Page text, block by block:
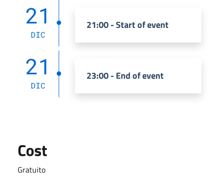
21
DIC
21:00 - Start of event
21
DIC
23:00 - End of event
Cost
Gratuito